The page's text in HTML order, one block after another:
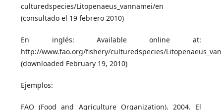
culturedspecies/Litopenaeus_vannamei/en
(consultado el 19 febrero 2010)
En inglés: Available online at:
http://www.fao.org/fishery/culturedspecies/
(downloaded February 19, 2010)
Ejemplos:
FAO (Food and Agriculture Organization). 2004. El